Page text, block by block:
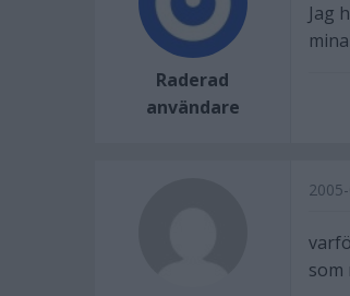
Raderad
användare
Jag
som